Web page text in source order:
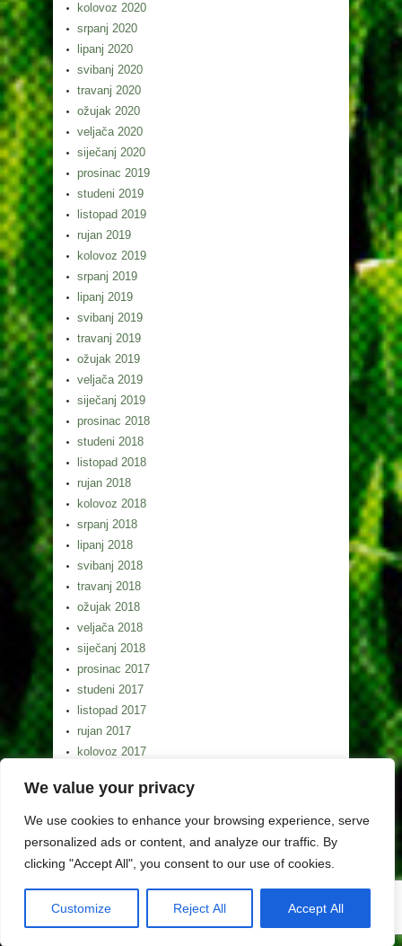
We value your privacy
We use cookies to enhance your browsing experience, serve
personalized ads or content, and analyze our traffic. By
clicking "Accept All", you consent to our use of cookies.
Customize Reject All Accept All
kolovoz 2020
srpanj 2020
lipanj 2020
svibanj 2020
travanj 2020
ožujak 2020
veljača 2020
siječanj 2020
prosinac 2019
studeni 2019
listopad 2019
rujan 2019
kolovoz 2019
srpanj 2019
lipanj 2019
svibanj 2019
travanj 2019
ožujak 2019
veljača 2019
siječanj 2019
prosinac 2018
studeni 2018
listopad 2018
rujan 2018
kolovoz 2018
srpanj 2018
lipanj 2018
svibanj 2018
travanj 2018
ožujak 2018
veljača 2018
siječanj 2018
prosinac 2017
studeni 2017
listopad 2017
rujan 2017
kolovoz 2017
lipanj 2017
svibanj 2017